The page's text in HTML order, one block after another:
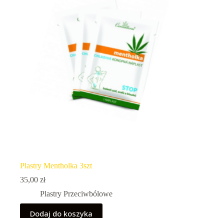
Plastry Mentholka 3szt
35,00 zł
Plastry Przeciwbólowe
Dodaj do koszyka